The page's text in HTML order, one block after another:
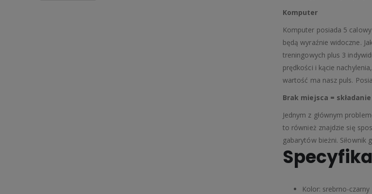
Komputer
Komputer posiada 5
będą wyraźnie widoczne.
treningowych plus 3
prędkości i kącie
wartość ma nasz puls.
Brak miejsca = składanie
Jednym z głównym
to również znajdzie się
gabarytów bieżni. Siłownik
Kolor: srebrno-czarny